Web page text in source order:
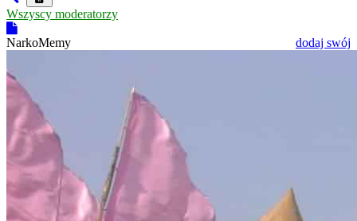
Wszyscy moderatorzy
NarkoMemy dodaj swój